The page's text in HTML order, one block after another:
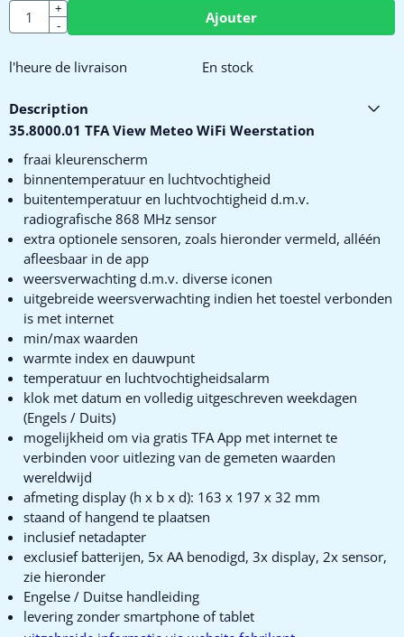
Quantité
+
-
Ajouter
l'heure de livraison En stock
Description
35.8000.01 TFA View Meteo WiFi Weerstation
fraai kleurenscherm
binnentemperatuur en luchtvochtigheid
buitentemperatuur en luchtvochtigheid d.m.v.
radiografische 868 MHz sensor
extra optionele sensoren, zoals hieronder vermeld, alléén
afleesbaar in de app
weersverwachting d.m.v. diverse iconen
uitgebreide weersverwachting indien het toestel verbonden
is met internet
min/max waarden
warmte index en dauwpunt
temperatuur en luchtvochtigheidsalarm
klok met datum en volledig uitgeschreven weekdagen
(Engels / Duits)
mogelijkheid om via gratis TFA App met internet te
verbinden voor uitlezing van de gemeten waarden
wereldwijd
afmeting display (h x b x d): 163 x 197 x 32 mm
staand of hangend te plaatsen
inclusief netadapter
exclusief batterijen, 5x AA benodigd, 3x display, 2x sensor,
zie hieronder
Engelse / Duitse handleiding
levering zonder smartphone of tablet